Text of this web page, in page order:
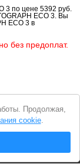
3 по цене 5392 руб.
ECO 3. Вы
ECO 3 в
без предоплат.
характер и не
Продолжая,
cookie.